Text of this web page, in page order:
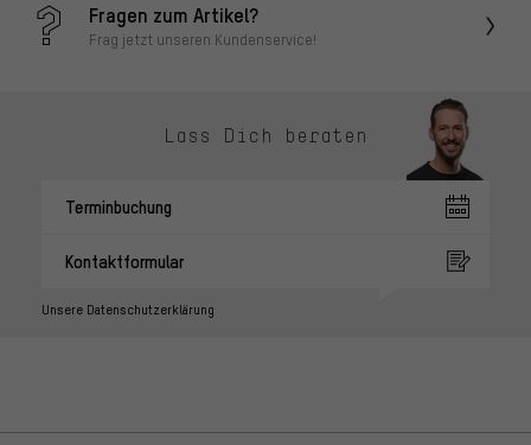
Fragen zum Artikel?
Frag jetzt unseren Kundenservice!
Lass Dich beraten
Terminbuchung
Kontaktformular
Unsere Datenschutzerklärung